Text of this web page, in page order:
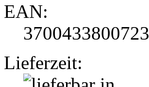
EAN:
3700433800723
Lieferzeit: